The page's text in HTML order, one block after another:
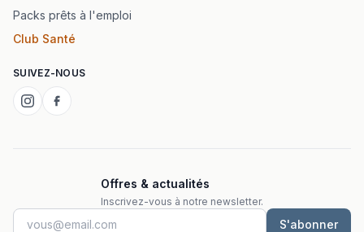
Packs prêts à l'emploi
Club Santé
SUIVEZ-NOUS
Offres & actualités
Inscrivez-vous à notre newsletter.
S'abonner